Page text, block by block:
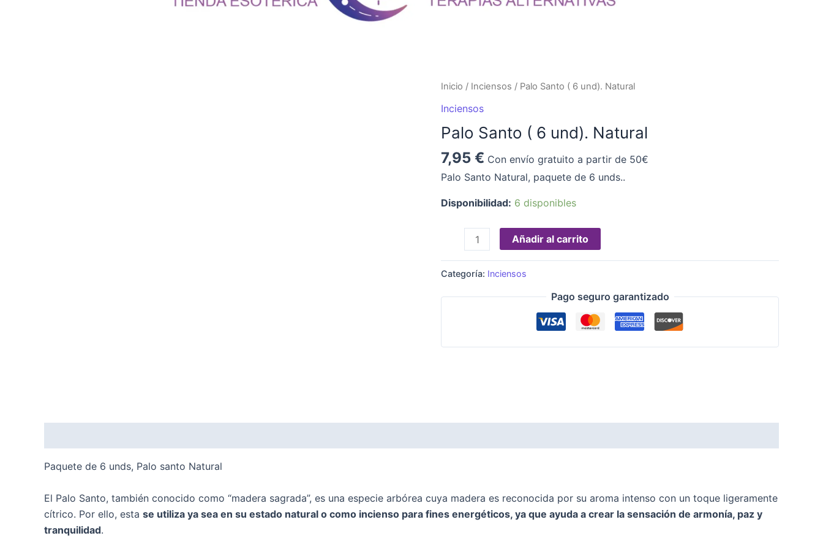
Inicio / Inciensos / Palo Santo ( 6 und). Natural
Inciensos
Palo Santo ( 6 und). Natural
7,95 € Con envío gratuito a partir de 50€
Palo Santo Natural, paquete de 6 unds..
Disponibilidad: 6 disponibles
Palo
Santo
6
und).
Natural
cantidad
Añadir al carrito
Categoría: Inciensos
Pago seguro garantizado
Paquete de 6 unds, Palo santo Natural
El Palo Santo, también conocido como “madera sagrada”, es una especie arbórea cuya madera es reconocida por su aroma intenso con un toque ligeramente
cítrico. Por ello, esta se utiliza ya sea en su estado natural o como incienso para fines energéticos, ya que ayuda a crear la sensación de armonía, paz y
tranquilidad.